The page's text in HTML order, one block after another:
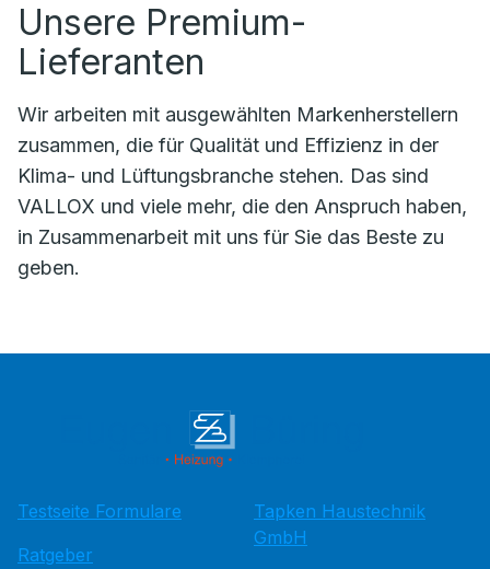
Unsere Premium-
Lieferanten
Wir arbeiten mit ausgewählten Markenherstellern
zusammen, die für Qualität und Effizienz in der
Klima- und Lüftungsbranche stehen. Das sind
VALLOX und viele mehr, die den Anspruch haben,
in Zusammenarbeit mit uns für Sie das Beste zu
geben.
Testseite Formulare
Ratgeber
Tapken Haustechnik
GmbH